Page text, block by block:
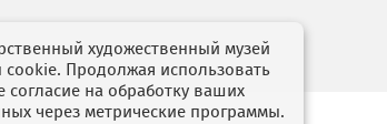
художественный музей
cookie. Продолжая использовать
согласие на обработку ваших
через метрические программы.